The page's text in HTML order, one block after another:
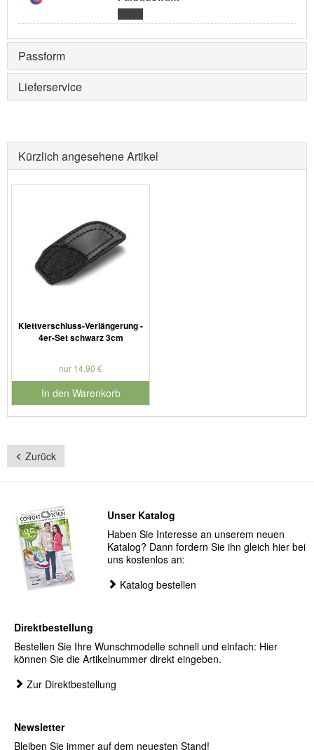
Passform
Lieferservice
Kürzlich angesehene Artikel
Klettverschluss-Verlängerung -
4er-Set schwarz 3cm
nur 14,90 €
In den Warenkorb
für Produktnummer 910199
Zurück
Unser Katalog
Haben Sie Interesse an unserem neuen
Katalog? Dann fordern Sie ihn gleich hier bei
uns kostenlos an:
Katalog bestellen
Direktbestellung
Bestellen Sie Ihre Wunschmodelle schnell und einfach: Hier
können Sie die Artikelnummer direkt eingeben.
Zur Direktbestellung
Newsletter
Bleiben Sie immer auf dem neuesten Stand!